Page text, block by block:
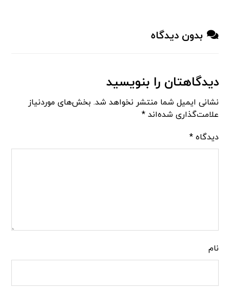
بدون دیدگاه
دیدگاهتان را بنویسید
نشانی ایمیل شما منتشر نخواهد شد. بخش‌های موردنیاز
علامت‌گذاری شده‌اند*
دیدگاه*
نام